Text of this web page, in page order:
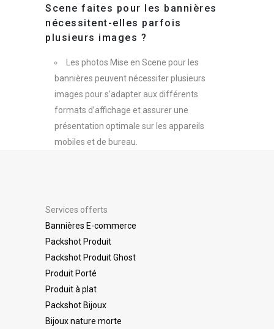
Scene faites pour les bannières
nécessitent-elles parfois
plusieurs images ?
Les photos Mise en Scene pour les
bannières peuvent nécessiter plusieurs
images pour s’adapter aux différents
formats d’affichage et assurer une
présentation optimale sur les appareils
mobiles et de bureau.
Services offerts
Bannières E-commerce
Packshot Produit
Packshot Produit Ghost
Produit Porté
Produit à plat
Packshot Bijoux
Bijoux nature morte